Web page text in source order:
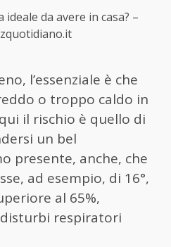
da avere in casa? –
l’essenziale è che
o troppo caldo in
il rischio è quello di
un bel
presente, anche, che
ad esempio, di 16°,
al 65%,
respiratori